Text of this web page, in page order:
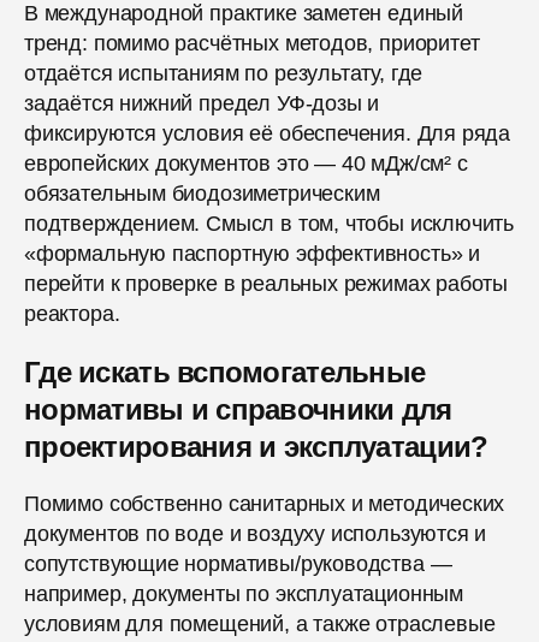
В международной практике заметен единый
тренд: помимо расчётных методов, приоритет
отдаётся испытаниям по результату, где
задаётся нижний предел УФ-дозы и
фиксируются условия её обеспечения. Для ряда
европейских документов это — 40 мДж/см² с
обязательным биодозиметрическим
подтверждением. Смысл в том, чтобы исключить
«формальную паспортную эффективность» и
перейти к проверке в реальных режимах работы
реактора.
Где искать вспомогательные
нормативы и справочники для
проектирования и эксплуатации?
Помимо собственно санитарных и методических
документов по воде и воздуху используются и
сопутствующие нормативы/руководства —
например, документы по эксплуатационным
условиям для помещений, а также отраслевые